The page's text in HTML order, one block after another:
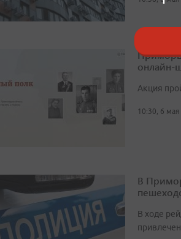
онлайн-
Акция
10:30, 6
В
В ходе